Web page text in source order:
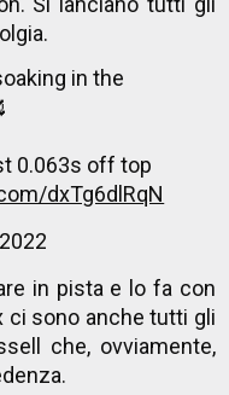
in the
0.063s off top
dxTg6dlRqN
in pista e lo fa con
ci sono anche tutti gli
che, ovviamente,